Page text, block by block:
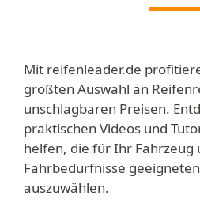
Mit reifenleader.de
größten Auswahl an
unschlagbaren Preisen.
praktischen Videos und
helfen, die für Ihr Fahrzeug
Fahrbedürfnisse
auszuwählen.